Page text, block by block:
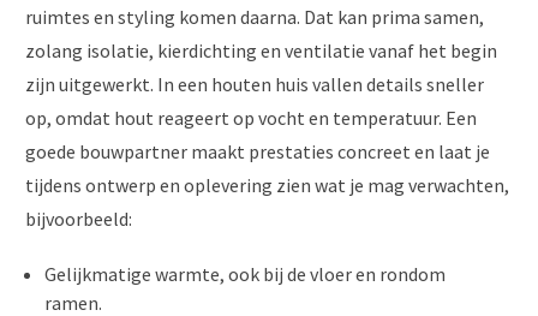
ruimtes en styling komen daarna. Dat kan prima samen,
zolang isolatie, kierdichting en ventilatie vanaf het begin
zijn uitgewerkt. In een houten huis vallen details sneller
op, omdat hout reageert op vocht en temperatuur. Een
goede bouwpartner maakt prestaties concreet en laat je
tijdens ontwerp en oplevering zien wat je mag verwachten,
bijvoorbeeld:
Gelijkmatige warmte, ook bij de vloer en rondom
ramen.